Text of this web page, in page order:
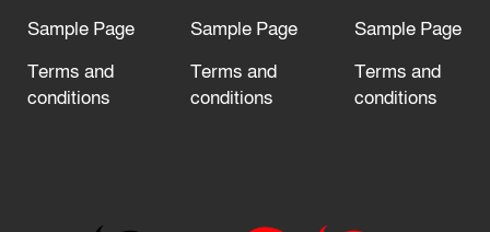
Sample Page
Terms and
conditions
Sample Page
Terms and
conditions
Sample Page
Terms and
conditions